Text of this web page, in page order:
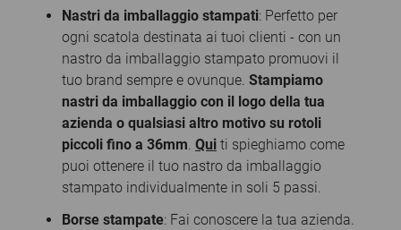
Nastri da imballaggio stampati: Perfetto per
ogni scatola destinata ai tuoi clienti - con un
nastro da imballaggio stampato promuovi il
tuo brand sempre e ovunque. Stampiamo
nastri da imballaggio con il logo della tua
azienda o qualsiasi altro motivo su rotoli
piccoli fino a 36mm. Qui ti spieghiamo come
puoi ottenere il tuo nastro da imballaggio
stampato individualmente in soli 5 passi.
Borse stampate: Fai conoscere la tua azienda.